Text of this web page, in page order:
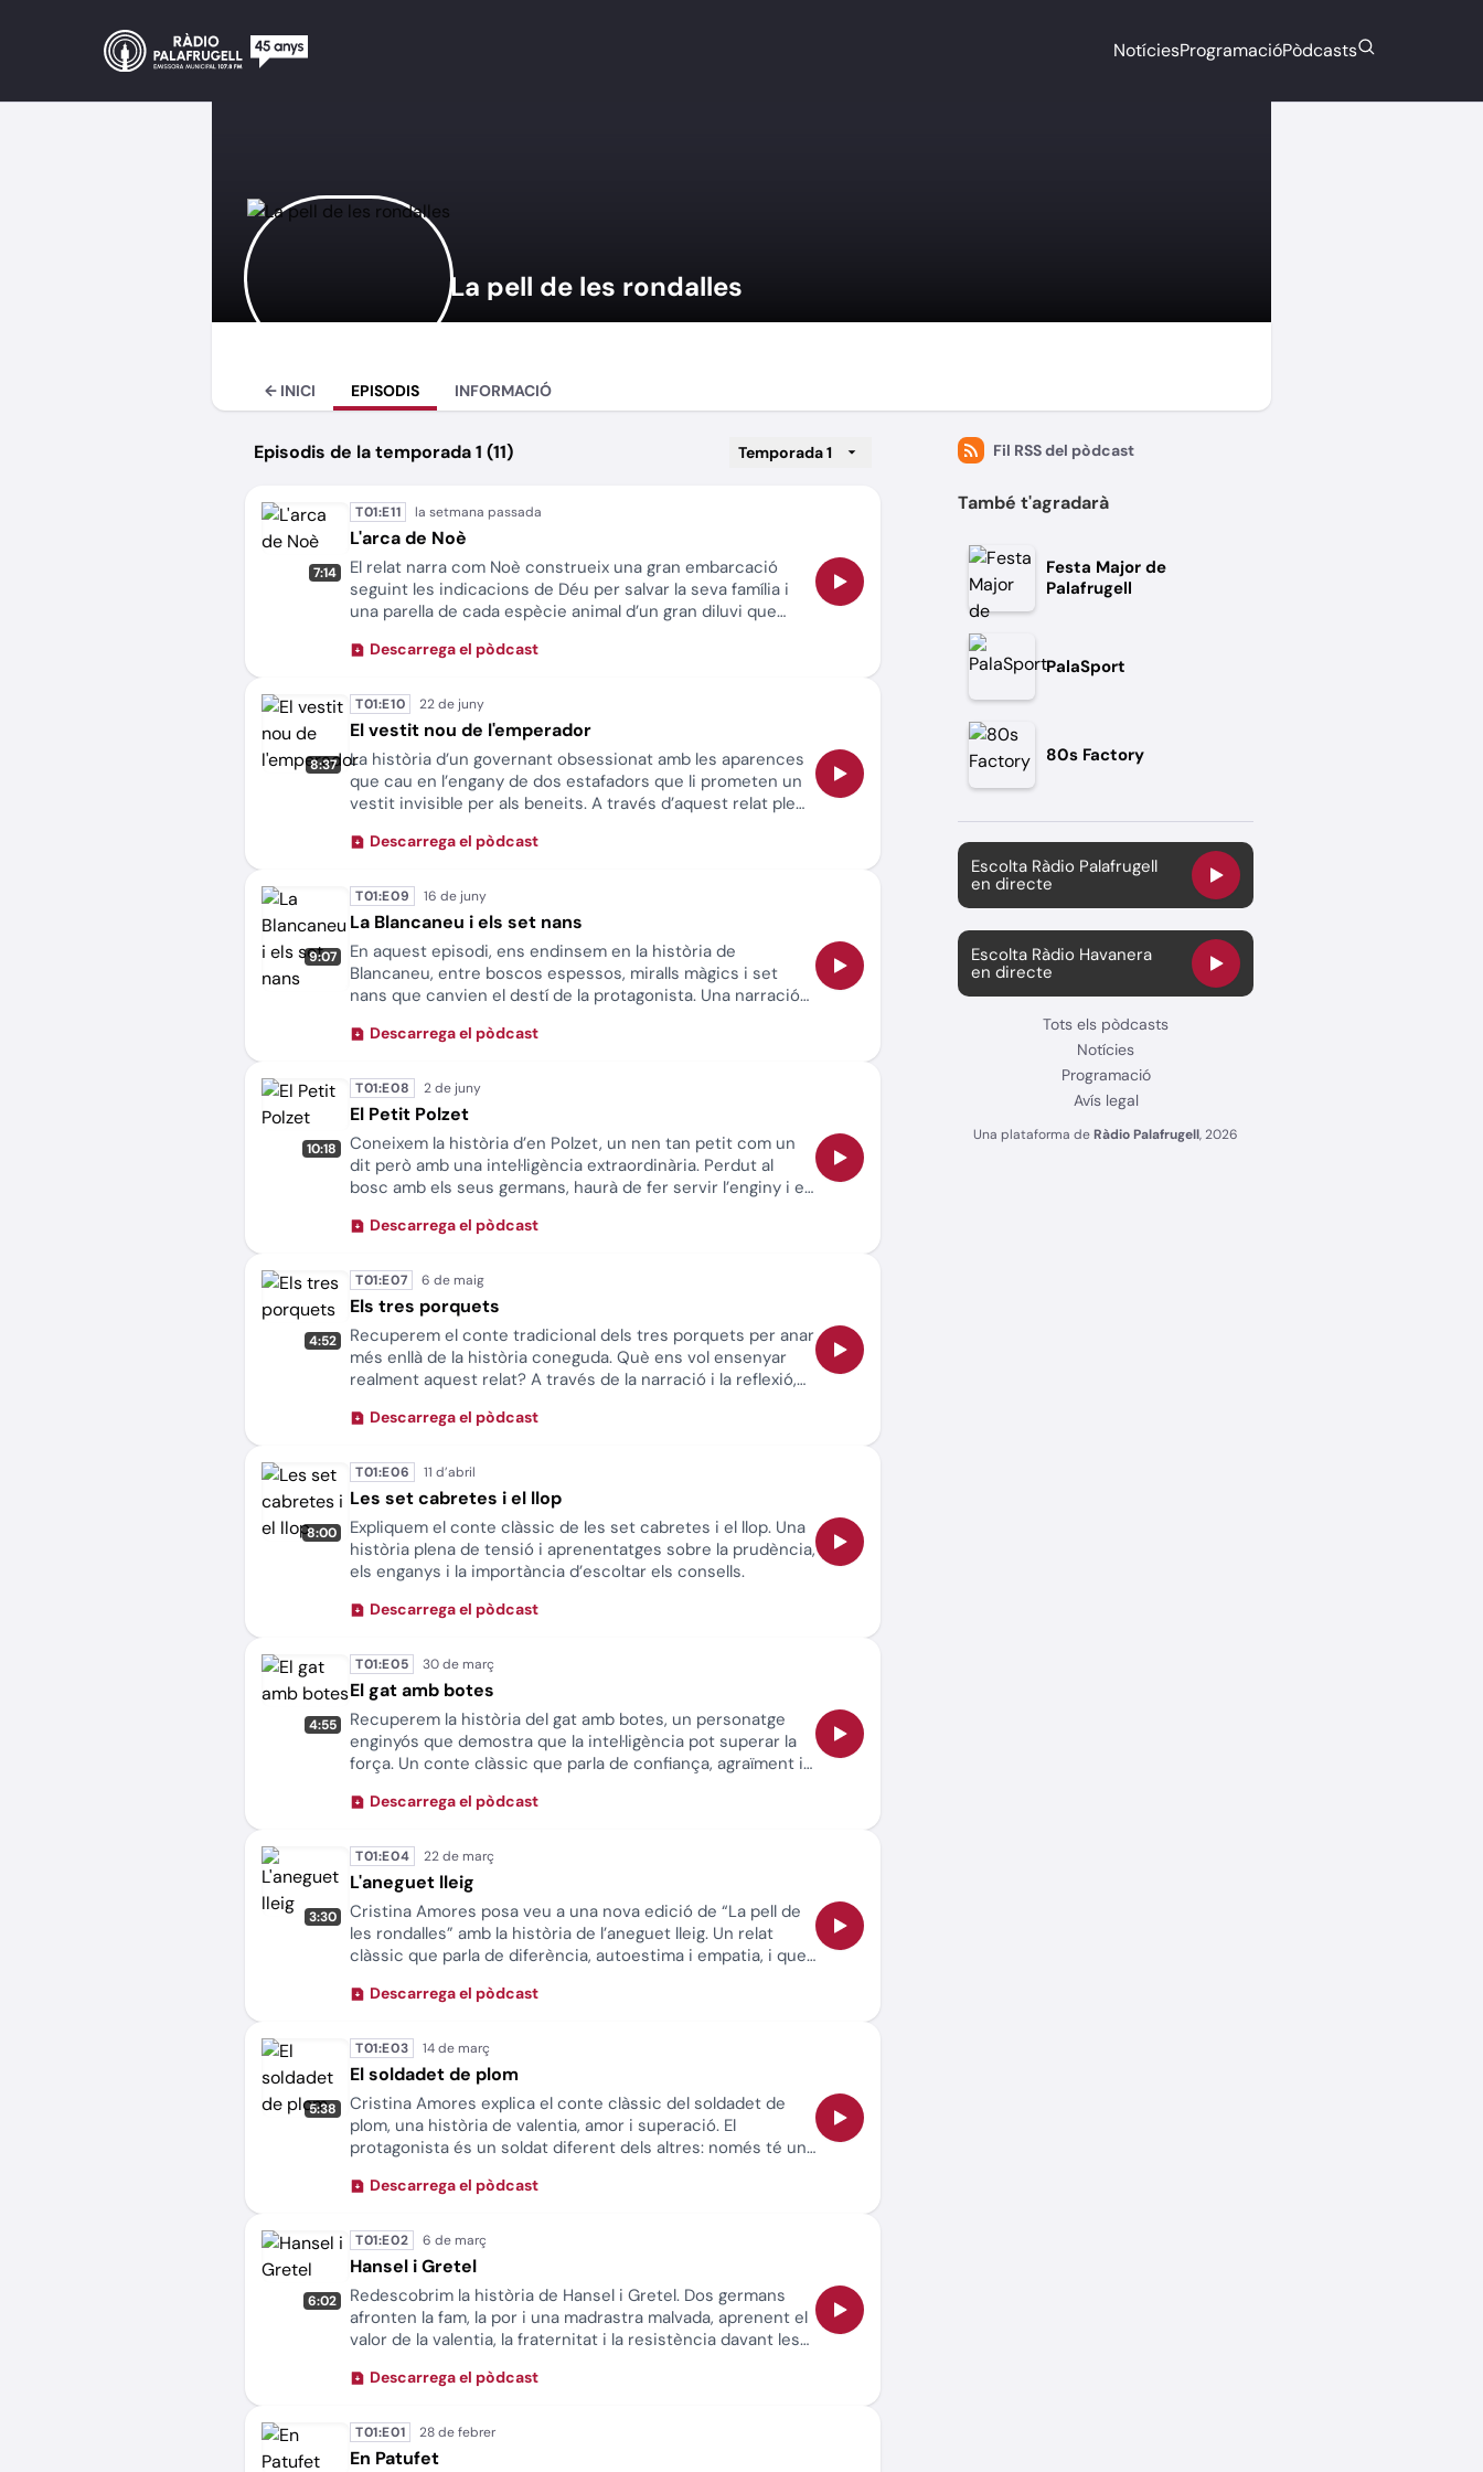
NotíciesProgramacióPòdcasts
La pell de les rondalles
← INICI EPISODIS INFORMACIÓ
Episodis de la temporada 1 (11) Temporada 1
7:14
T01:E11
L'arca de Noè
El relat narra com Noè construeix una gran embarcació
seguint les indicacions de Déu per salvar la seva família i
una parella de cada espècie animal d’un gran diluvi que
nits de pluja, les aigües es retiren i els animals poden
converteix en el símbol de la promesa de Déu de no
provocar mai més un diluvi com aquell.
Descarrega el pòdcast
8:37
T01:E10
El vestit nou de l'emperador
La història d’un governant obsessionat amb les aparences
que cau en l’engany de dos estafadors que li prometen un
vestit invisible per als beneits. A través d’aquest relat ple
sinceritat, l’honestedat i el pensament crític. Un conte que
difícil de dir, i que cal valentia per expressar allò que veiem i
pensem de debò.
Descarrega el pòdcast
9:07
T01:E09
La Blancaneu i els set nans
En aquest episodi, ens endinsem en la història de
Blancaneu, entre boscos espessos, miralls màgics i set
nans que canvien el destí de la protagonista. Una narració
una mirada actual, acompanyada de reflexions finals sobre
Descarrega el pòdcast
10:18
T01:E08
El Petit Polzet
Coneixem la història d’en Polzet, un nen tan petit com un
dit però amb una intel·ligència extraordinària. Perdut al
bosc amb els seus germans, haurà de fer servir l’enginy i el
ferotge. Un conte tradicional que ens parla de la valentia, la
Descarrega el pòdcast
4:52
T01:E07
Els tres porquets
Recuperem el conte tradicional dels tres porquets per anar
més enllà de la història coneguda. Què ens vol ensenyar
realment aquest relat? A través de la narració i la reflexió,
importància de fer bé la feina abans de gaudir, la solidaritat
se als problemes.
Descarrega el pòdcast
8:00
T01:E06
Les set cabretes i el llop
Expliquem el conte clàssic de les set cabretes i el llop. Una
història plena de tensió i aprenentatges sobre la prudència,
els enganys i la importància d’escoltar els consells.
Descarrega el pòdcast
4:55
T01:E05
El gat amb botes
Recuperem la història del gat amb botes, un personatge
enginyós que demostra que la intel·ligència pot superar la
força. Un conte clàssic que parla de confiança, agraïment i
Descarrega el pòdcast
3:30
T01:E04
L'aneguet lleig
Cristina Amores posa veu a una nova edició de “La pell de
les rondalles” amb la història de l’aneguet lleig. Un relat
clàssic que parla de diferència, autoestima i empatia, i que
tal com som i trobar el nostre lloc al món.
Descarrega el pòdcast
5:38
T01:E03
El soldadet de plom
Cristina Amores explica el conte clàssic del soldadet de
plom, una història de valentia, amor i superació. El
protagonista és un soldat diferent dels altres: només té una
posa a prova la seva força i determinació. Després del
diferència i l’autoestima.
Descarrega el pòdcast
6:02
T01:E02
Hansel i Gretel
Redescobrim la història de Hansel i Gretel. Dos germans
afronten la fam, la por i una madrastra malvada, aprenent el
valor de la valentia, la fraternitat i la resistència davant les
Descarrega el pòdcast
T01:E01
En Patufet
Fil RSS del pòdcast
També t'agradarà
Festa Major de
Palafrugell
PalaSport
80s Factory
Escolta Ràdio Palafrugell
en directe
Escolta Ràdio Havanera
en directe
Tots els pòdcasts
Notícies
Programació
Avís legal
Una plataforma deRàdio Palafrugell, 2026